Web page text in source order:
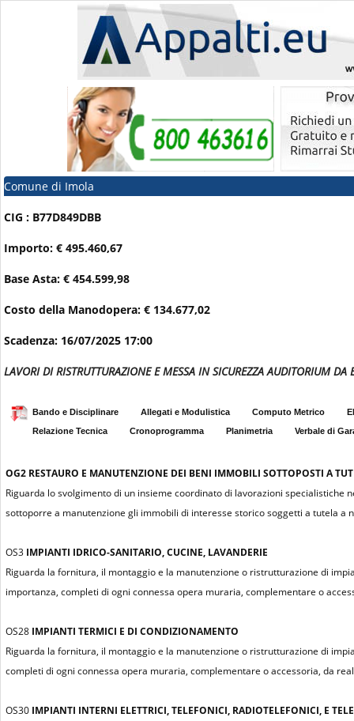
Comune di Imola
CIG : B77D849DBB
Importo: € 495.460,67
Base Asta: € 454.599,98
Costo della Manodopera: € 134.677,02
Scadenza: 16/07/2025 17:00
LAVORI DI RISTRUTTURAZIONE E MESSA IN SICUREZZA AUDITORIUM
Bando e Disciplinare Allegati e Modulistica Computo Metrico
Relazione Tecnica
Cronoprogramma Planimetria Verbale di
OG2 RESTAURO E MANUTENZIONE DEI BENI IMMOBILI SOTTOPOSTI A
Riguarda lo svolgimento di un insieme coordinato di lavorazioni
sottoporre a manutenzione gli immobili di interesse storico soggetti a tutela
OS3 IMPIANTI IDRICO-SANITARIO, CUCINE, LAVANDERIE
Riguarda la fornitura, il montaggio e la manutenzione o ristrutturazione di
importanza, completi di ogni connessa opera muraria, complementare o
OS28 IMPIANTI TERMICI E DI CONDIZIONAMENTO
Riguarda la fornitura, il montaggio e la manutenzione o ristrutturazione di
completi di ogni connessa opera muraria, complementare o accessoria, da
OS30 IMPIANTI INTERNI ELETTRICI, TELEFONICI, RADIOTELEFONICI, E